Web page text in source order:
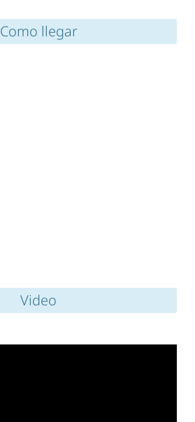
Como llegar
Video